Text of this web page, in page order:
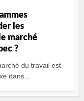
les
marché
?
du travail est
dans...